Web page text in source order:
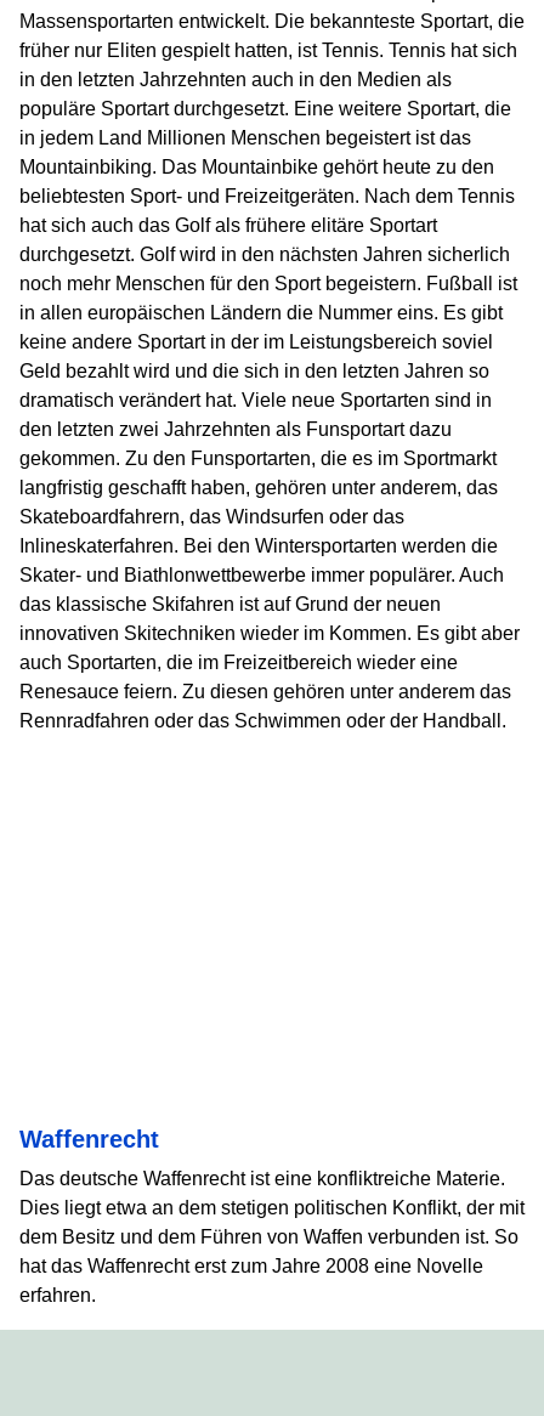
Massensportarten entwickelt. Die bekannteste Sportart, die
früher nur Eliten gespielt hatten, ist Tennis. Tennis hat sich
in den letzten Jahrzehnten auch in den Medien als
populäre Sportart durchgesetzt. Eine weitere Sportart, die
in jedem Land Millionen Menschen begeistert ist das
Mountainbiking. Das Mountainbike gehört heute zu den
beliebtesten Sport- und Freizeitgeräten. Nach dem Tennis
hat sich auch das Golf als frühere elitäre Sportart
durchgesetzt. Golf wird in den nächsten Jahren sicherlich
noch mehr Menschen für den Sport begeistern. Fußball ist
in allen europäischen Ländern die Nummer eins. Es gibt
keine andere Sportart in der im Leistungsbereich soviel
Geld bezahlt wird und die sich in den letzten Jahren so
dramatisch verändert hat. Viele neue Sportarten sind in
den letzten zwei Jahrzehnten als Funsportart dazu
gekommen. Zu den Funsportarten, die es im Sportmarkt
langfristig geschafft haben, gehören unter anderem, das
Skateboardfahrern, das Windsurfen oder das
Inlineskaterfahren. Bei den Wintersportarten werden die
Skater- und Biathlonwettbewerbe immer populärer. Auch
das klassische Skifahren ist auf Grund der neuen
innovativen Skitechniken wieder im Kommen. Es gibt aber
auch Sportarten, die im Freizeitbereich wieder eine
Renesauce feiern. Zu diesen gehören unter anderem das
Rennradfahren oder das Schwimmen oder der Handball.
Waffenrecht
Das deutsche Waffenrecht ist eine konfliktreiche Materie.
Dies liegt etwa an dem stetigen politischen Konflikt, der mit
dem Besitz und dem Führen von Waffen verbunden ist. So
hat das Waffenrecht erst zum Jahre 2008 eine Novelle
erfahren.